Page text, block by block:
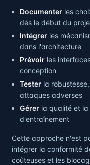
Documenter les
dès le début du
Intégrer les
dans l'architecture
Prévoir les
conception
Tester la
attaques adverses
Gérer la qualité et
d'entraînement
Cette approche n'est
intégrer la conformité
coûteuses et les